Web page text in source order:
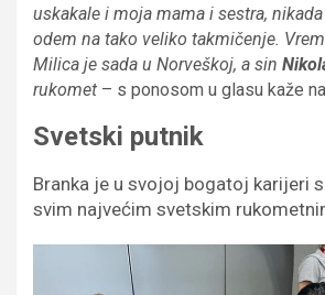
uskakale i moja mama i sestra,
odem na tako veliko takmičenje.
Milica je sada u Norveškoj, a sin
rukomet – s ponosom u glasu kaže
Svetski putnik
Branka je u svojoj bogatoj karijeri
svim najvećim svetskim